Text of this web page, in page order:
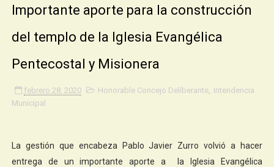
Importante aporte para la construcción
del templo de la Iglesia Evangélica
Pentecostal y Misionera
febrero 28, 2020 Honorable Concejo Deliberante, Intendencia
Municipal
La gestión que encabeza Pablo Javier Zurro volvió a hacer
entrega de un importante aporte a la Iglesia Evangélica